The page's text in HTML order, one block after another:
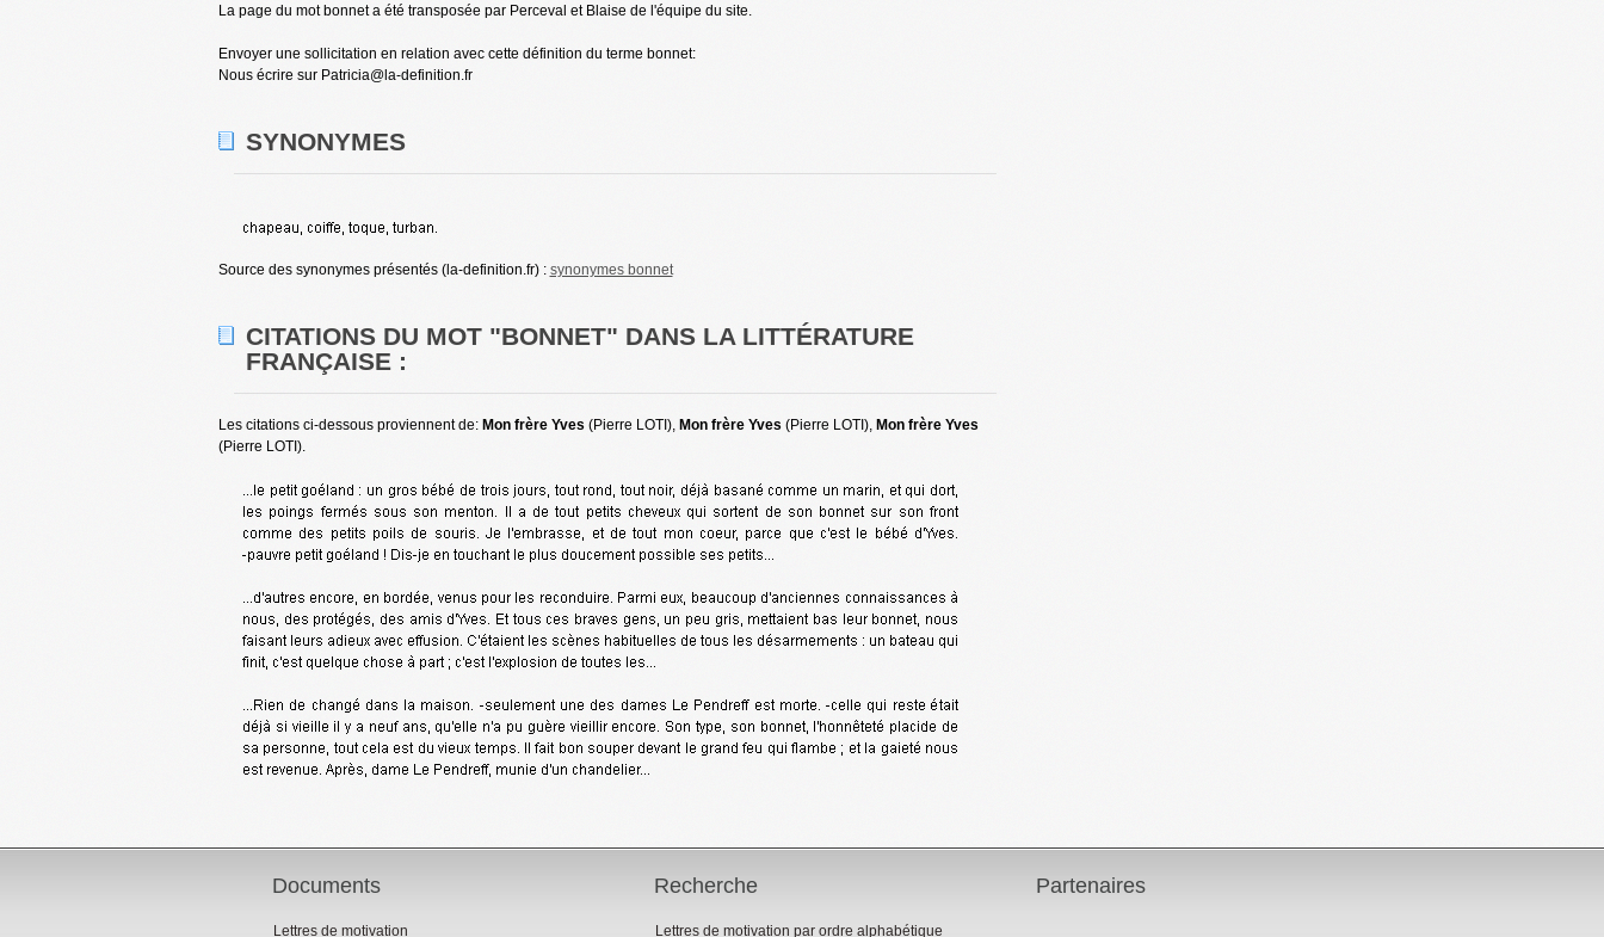
La page du mot bonnet a été transposée par Perceval et Blaise de l'équipe du site.
Envoyer une sollicitation en relation avec cette définition du terme bonnet:
Nous écrire sur Patricia@la-definition.fr
SYNONYMES
Source des synonymes présentés (la-definition.fr) : synonymes bonnet
CITATIONS DU MOT "BONNET" DANS LA LITTÉRATURE
FRANÇAISE :
Les citations ci-dessous proviennent de: Mon frère Yves(Pierre LOTI), Mon frère Yves(Pierre LOTI), Mon frère Yves
(Pierre LOTI).
Documents
Lettres de motivation
Recherche
Lettres de motivation par ordre alphabétique
Partenaires